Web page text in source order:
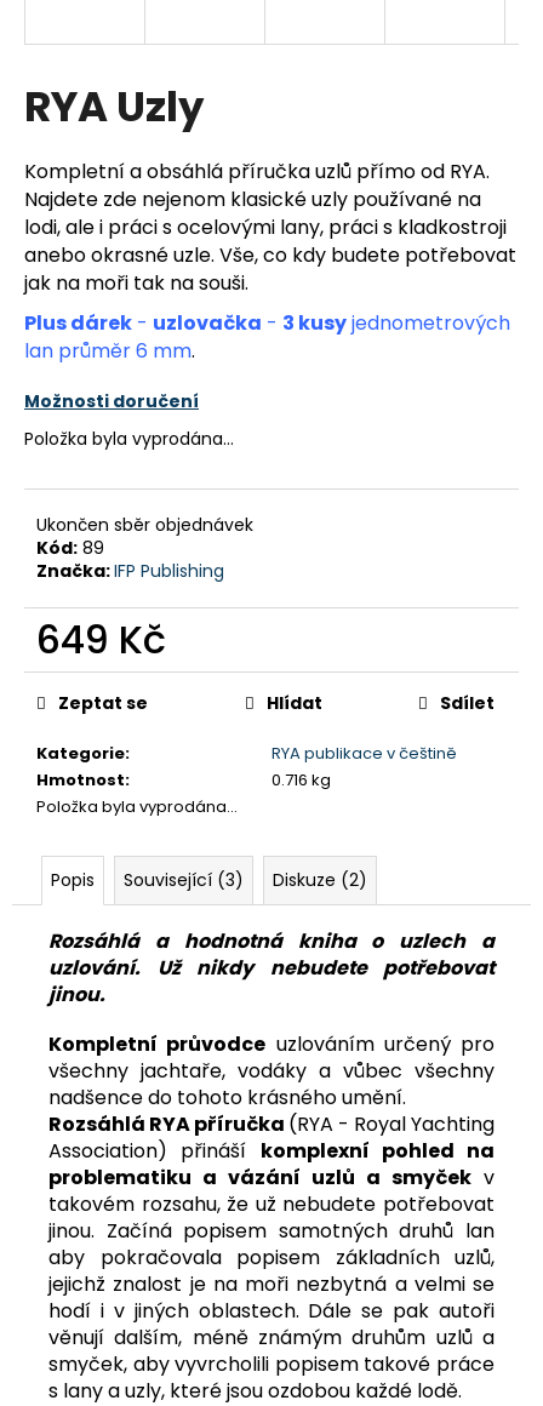
RYA Uzly
Kompletní a obsáhlá příručka uzlů přímo od RYA.
Najdete zde nejenom klasické uzly používané na
lodi, ale i práci s ocelovými lany, práci s kladkostroji
anebo okrasné uzle. Vše, co kdy budete potřebovat
jak na moři tak na souši.
Plus dárek - uzlovačka - 3 kusyjednometrových
lan průměr 6 mm.
Možnosti doručení
Položka byla vyprodána…
Ukončen sběr objednávek
Kód: 89
Značka:IFP Publishing
649 Kč
Měrná
cena:
Kategorie:
RYA publikace v češtině
Hmotnost:
0.716 kg
Položka byla vyprodána…
Zeptat se Hlídat Sdílet
Popis Související (3) Diskuze (2)
Rozsáhlá a hodnotná kniha o uzlech a
uzlování. Už nikdy nebudete potřebovat
jinou.
Kompletní průvodce uzlováním určený pro
všechny jachtaře, vodáky a vůbec všechny
nadšence do tohoto krásného umění.
Rozsáhlá RYA příručka (RYA - Royal Yachting
Association) přináší komplexní pohled na
problematiku a vázání uzlů a smyček v
takovém rozsahu, že už nebudete potřebovat
jinou. Začíná popisem samotných druhů lan
aby pokračovala popisem základních uzlů,
jejichž znalost je na moři nezbytná a velmi se
hodí i v jiných oblastech. Dále se pak autoři
věnují dalším, méně známým druhům uzlů a
smyček, aby vyvrcholili popisem takové práce
s lany a uzly, které jsou ozdobou každé lodě.
í
t
?
HLEDAT
D
o
p
r
u
č
u
j
m
e
SVĚTEM
PLASTIKOVÉHO
MODELÁŘE
VINĚTY
349